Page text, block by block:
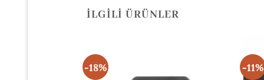
İLGILI ÜRÜNLER
-18% -11%